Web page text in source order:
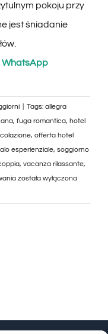
pokoju przy
jest śniadanie
WhatsApp
Tags: allegra
, fuga romantica, hotel
, offerta hotel
esperienziale, soggiorno
, vacanza rilassante,
Una
została wyłączona